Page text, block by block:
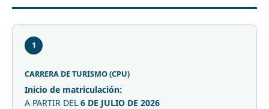
1
CARRERA DE TURISMO (CPU)
Inicio de matriculación:
A PARTIR DEL 6 DE JULIO DE 2026